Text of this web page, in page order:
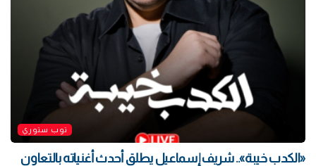
توب ستوري
«الكدب خيبة».. شريف إسماعيل يطلق أحدث أغنياته بالتعاون